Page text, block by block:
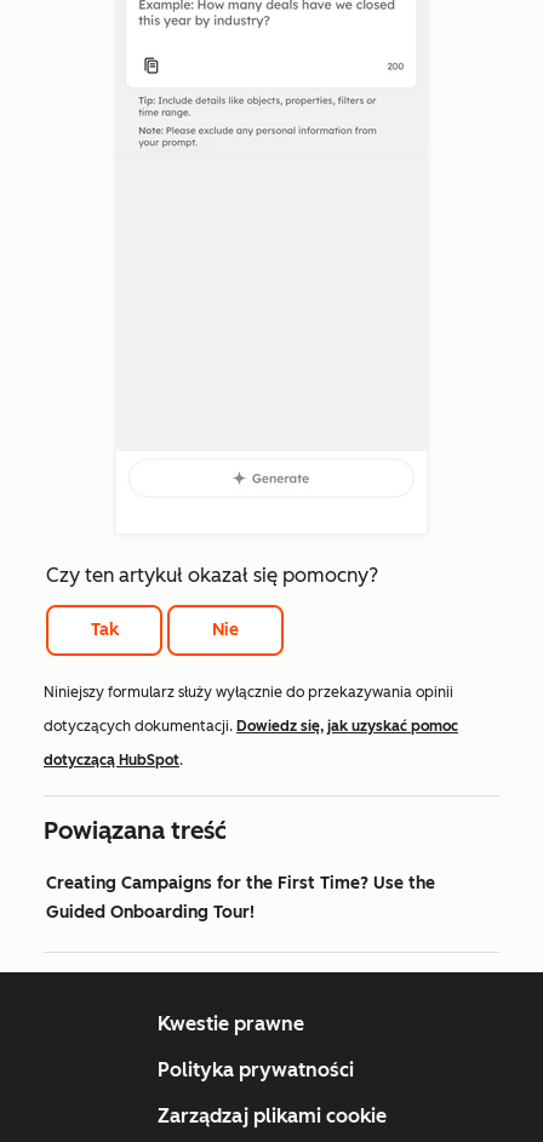
Czy ten artykuł okazał się pomocny?
Tak Nie
Niniejszy formularz służy wyłącznie do przekazywania opinii
dotyczących dokumentacji. Dowiedz się, jak uzyskać pomoc
dotyczącą HubSpot.
Powiązana treść
Creating Campaigns for the First Time? Use the
Guided Onboarding Tour!
Kwestie prawne
Polityka prywatności
Zarządzaj plikami cookie